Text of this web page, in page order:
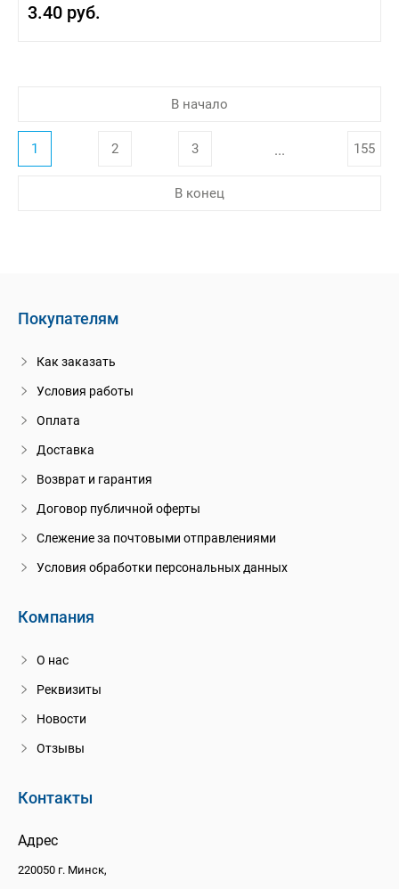
3.40 руб.
В начало
1 2 3 ... 155
В конец
Покупателям
Как заказать
Условия работы
Оплата
Доставка
Возврат и гарантия
Договор публичной оферты
Слежение за почтовыми отправлениями
Условия обработки персональных данных
Компания
О нас
Реквизиты
Новости
Отзывы
Контакты
Адрес
220050 г. Минск,